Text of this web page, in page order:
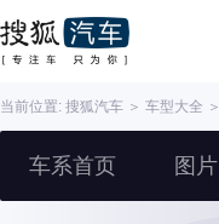
当前位置: 搜狐汽车 ＞ 车型大全 ＞
车系首页 图片